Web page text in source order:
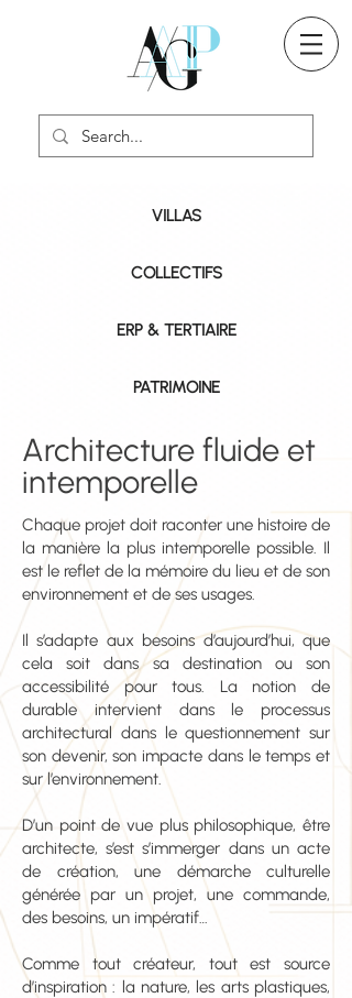
VILLAS
COLLECTIFS
ERP & TERTIAIRE
PATRIMOINE
Architecture fluide et
intemporelle
Chaque projet doit raconter une histoire de
la manière la plus intemporelle possible. Il
est le reflet de la mémoire du lieu et de son
environnement et de ses usages.
Il s’adapte aux besoins d’aujourd’hui, que
cela soit dans sa destination ou son
accessibilité pour tous. La notion de
durable intervient dans le processus
architectural dans le questionnement sur
son devenir, son impacte dans le temps et
sur l’environnement.
D’un point de vue plus philosophique, être
architecte, s’est s’immerger dans un acte
de création, une démarche culturelle
générée par un projet, une commande,
des besoins, un impératif…
Comme tout créateur, tout est source
d’inspiration : la nature, les arts plastiques,